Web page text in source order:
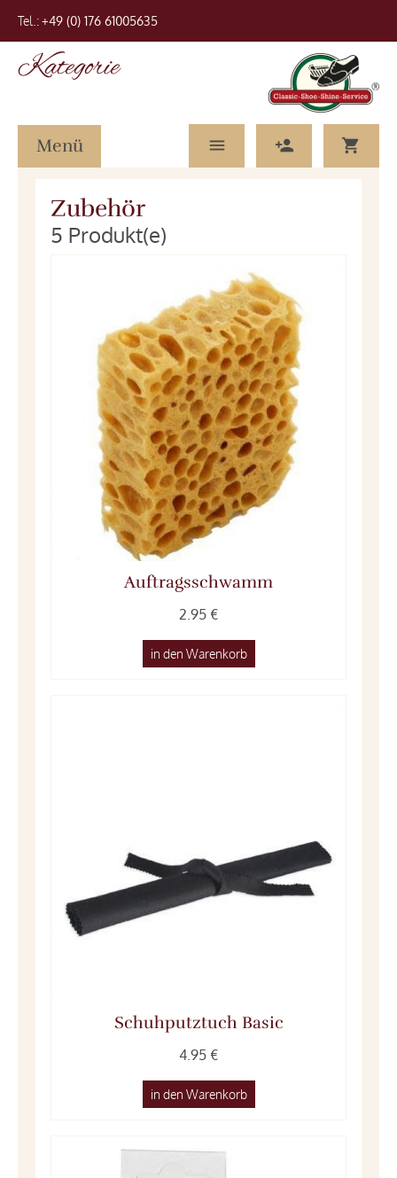
Tel.:+49 (0) 176 61005635
Kategorie
Menü
Zubehör
5 Produkt(e)
Auftragsschwamm
2.95 €
in den Warenkorb
Schuhputztuch Basic
4.95 €
in den Warenkorb